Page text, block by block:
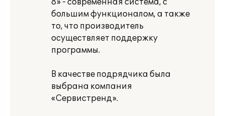
8» - современная система, с
большим функционалом, а также
то, что производитель
осуществляет поддержку
программы.
В качестве подрядчика была
выбрана компания
«Сервистренд».